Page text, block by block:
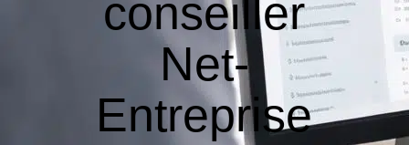
conseiller
Net-
Entreprise